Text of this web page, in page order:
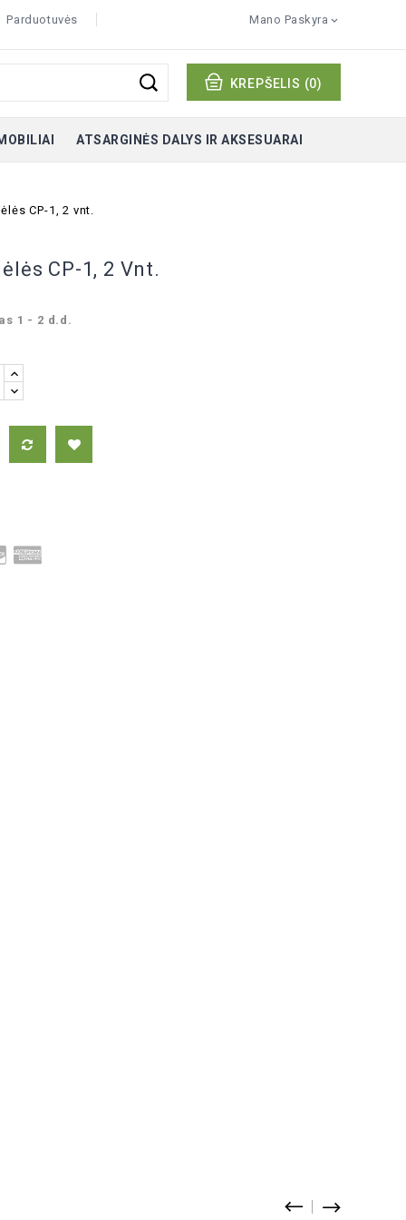
Mano Paskyra 
Parduotuvės
KREPŠELIS (0)
ATSARGINĖS DALYS IR AKSESUARAI
CP-1, 2 vnt.
CP-1, 2 Vnt.
1 - 2 d.d.